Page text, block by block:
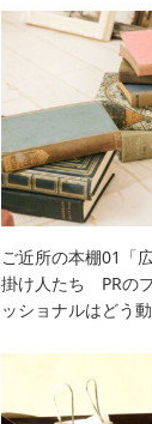
ご近所の本棚01「
掛け人たち PRの
ッショナルはどう